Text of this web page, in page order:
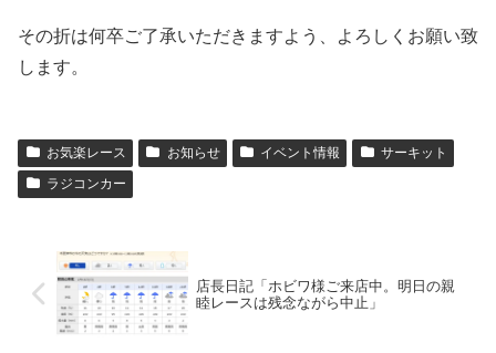
その折は何卒ご了承いただきますよう、よろしくお願い致
します。
お気楽レース お知らせ イベント情報
サーキット
ラジコンカー
店長日記「ホビワ様ご来店中。明日の親
睦レースは残念ながら中止」